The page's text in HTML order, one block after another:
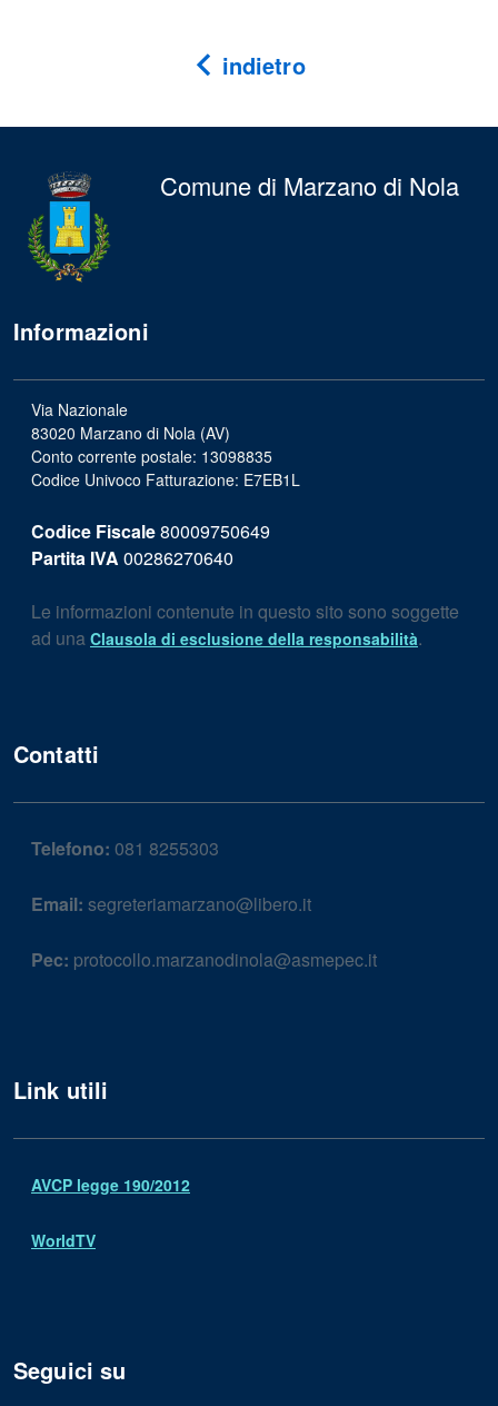
indietro
Comune di Marzano di Nola
Informazioni
Via Nazionale
83020 Marzano di Nola (AV)
Conto corrente postale: 13098835
Codice Univoco Fatturazione: E7EB1L
Codice Fiscale80009750649
Partita IVA 00286270640
Le informazioni contenute in questo sito sono soggette
ad una Clausola di esclusione della responsabilità.
Contatti
Telefono: 081 8255303
Email: segreteriamarzano@libero.it
Pec: protocollo.marzanodinola@asmepec.it
Link utili
AVCP legge 190/2012
WorldTV
Seguici su